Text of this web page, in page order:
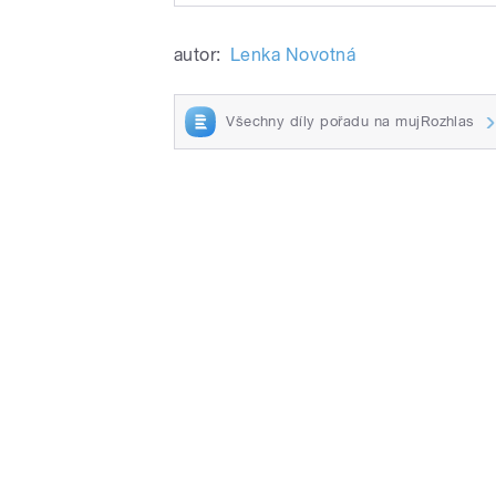
autor:
Lenka Novotná
Všechny díly pořadu na mujRozhlas